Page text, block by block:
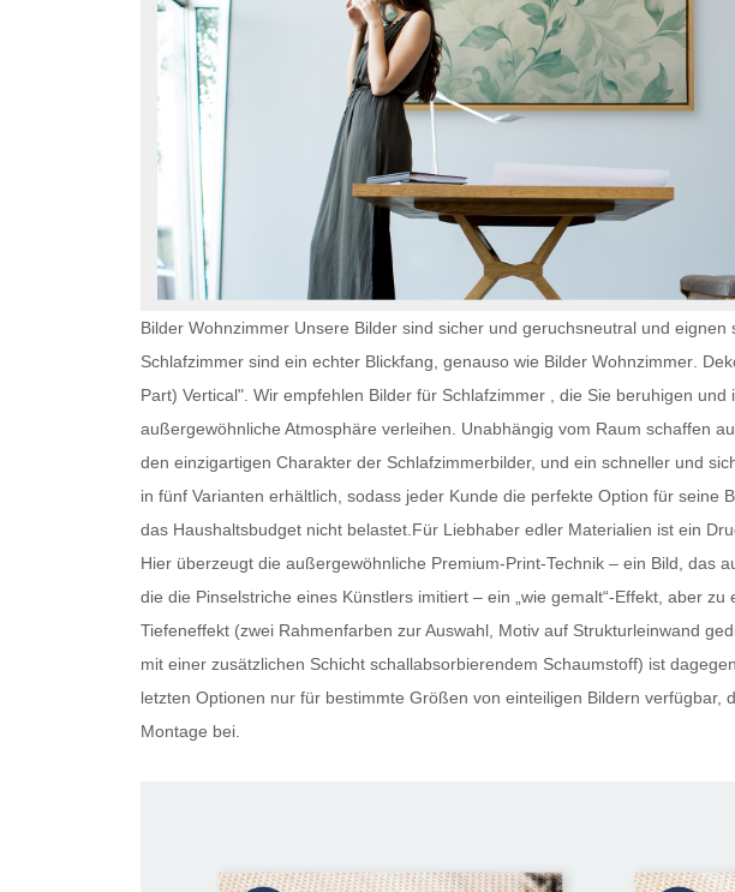
Bilder Wohnzimmer Unsere Bilder sind sicher und geruchsneutral und
Schlafzimmer sind ein echter Blickfang, genauso wie Bilder Wohnzimmer .
Part) Vertical". Wir empfehlen Bilder für Schlafzimmer , die Sie beruhigen
außergewöhnliche Atmosphäre verleihen. Unabhängig vom Raum schaffen
den einzigartigen Charakter der Schlafzimmerbilder, und ein schneller und
in fünf Varianten erhältlich, sodass jeder Kunde die perfekte Option für
das Haushaltsbudget nicht belastet.Für Liebhaber edler Materialien ist ein
Hier überzeugt die außergewöhnliche Premium-Print-Technik – ein Bild, das
die die Pinselstriche eines Künstlers imitiert – ein „wie gemalt“-Effekt, aber
Tiefeneffekt (zwei Rahmenfarben zur Auswahl, Motiv auf Strukturleinwand
mit einer zusätzlichen Schicht schallabsorbierendem Schaumstoff) ist
letzten Optionen nur für bestimmte Größen von einteiligen Bildern verfügbar,
Montage bei.